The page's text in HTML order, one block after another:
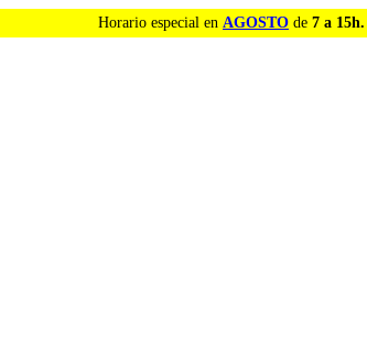
Horario especial en AGOSTO de 7 a 15h.